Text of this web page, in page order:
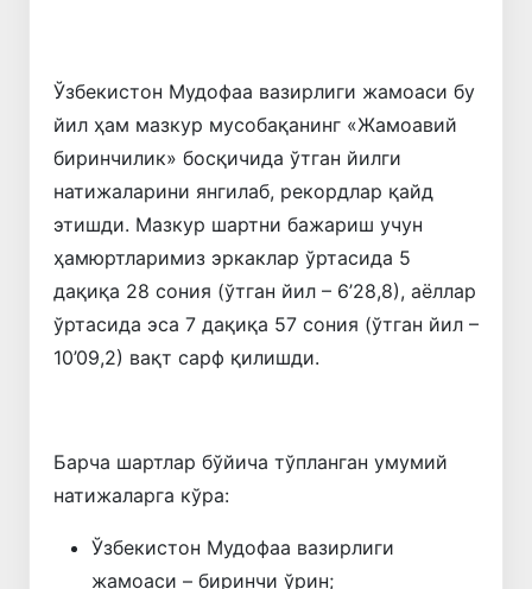
Ўзбекистон Мудофаа вазирлиги жамоаси бу
йил ҳам мазкур мусобақанинг «Жамоавий
биринчилик» босқичида ўтган йилги
натижаларини янгилаб, рекордлар қайд
этишди. Мазкур шартни бажариш учун
ҳамюртларимиз эркаклар ўртасида 5
дақиқа 28 сония (ўтган йил – 6’28,8), аёллар
ўртасида эса 7 дақиқа 57 сония (ўтган йил –
10’09,2) вақт сарф қилишди.
Барча шартлар бўйича тўпланган умумий
натижаларга кўра:
Ўзбекистон Мудофаа вазирлиги
жамоаси – биринчи ўрин;